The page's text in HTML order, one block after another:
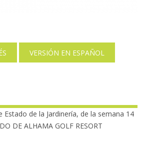
VERSIÓN EN ESPAÑOL
de la Jardinería, de la semana 14
DE ALHAMA GOLF RESORT